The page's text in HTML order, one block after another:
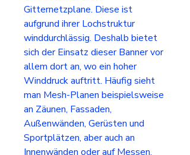
Gitternetzplane. Diese ist
aufgrund ihrer Lochstruktur
winddurchlässig. Deshalb bietet
sich der Einsatz dieser Banner vor
allem dort an, wo ein hoher
Winddruck auftritt. Häufig sieht
man Mesh-Planen beispielsweise
an Zäunen, Fassaden,
Außenwänden, Gerüsten und
Sportplätzen, aber auch an
Innenwänden oder auf Messen.